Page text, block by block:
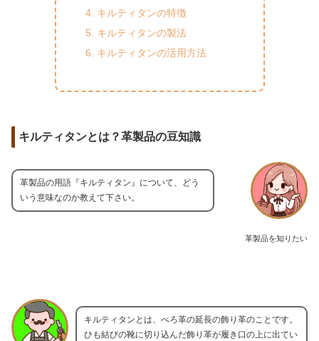
キルティタンの特徴
キルティタンの製法
キルティタンの活用方法
キルティタンとは？革製品の豆知識
革製品を知りたい
革製品の用語『キルティタン』について、どう
いう意味なのか教えて下さい。
キルティタンとは、べろ革の延長の飾り革のことです。
ひも結びの靴に切り込んだ飾り革が履き口の上に出てい